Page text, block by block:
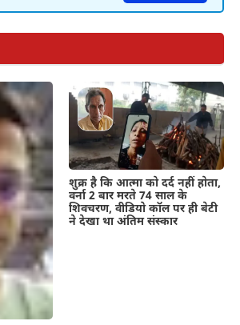
शुक्र है कि आत्मा को दर्द नहीं होता,
वर्ना 2 बार मरते 74 साल के
शिवचरण, वीडियो कॉल पर ही बेटी
ने देखा था अंतिम संस्कार